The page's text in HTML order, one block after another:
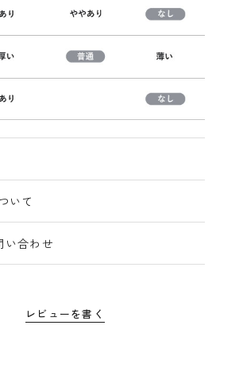
ト 着丈 裄丈
いて
い合わせ
レビューを書く